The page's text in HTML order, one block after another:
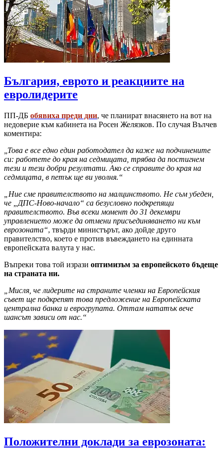
България, еврото и реакциите на
евролидерите
ПП-ДБ обявиха преди дни, че планират внасянето на вот на
недоверие към кабинета на Росен Желязков. По случая Вълчев
коментира:
„Това е все едно един работодател да каже на подчинените
си: работете до края на седмицата, трябва да постигнем
тези и тези добри резултати. Ако се справите до края на
седмицата, в петък ще ви уволня.“
„Ние сме правителството на малцинството. Не съм убеден,
че „ДПС-Ново-начало“ са безусловно подкрепящи
правителството. Във всеки момент до 31 декември
управлението може да отмени присъединяването ни към
еврозоната“, твърди министърът, ако дойде друго
правителство, което е против въвеждането на единната
европейската валута у нас.
Въпреки това той изрази оптимизъм за европейското бъдеще
на страната ни.
„Мисля, че лидерите на страните членки на Европейския
съвет ще подкрепят това предложение на Европейската
централна банка и еврогрупата. Оттам нататък вече
шансът зависи от нас.“
Положителни доклади за еврозоната: